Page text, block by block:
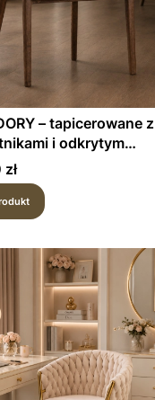
– tapicerowane z
i odkrytym
stelażem